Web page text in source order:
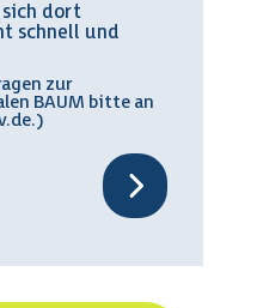
sich dort
schnell und
zur
BAUM bitte an
.)